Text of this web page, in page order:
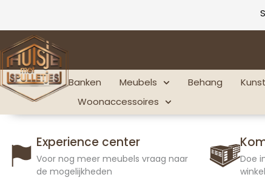
inhoud
Banken Meubels Behang
Woonaccessoires
Experience center
Voor nog meer meubels vraag naar
de mogelijkheden
Doe